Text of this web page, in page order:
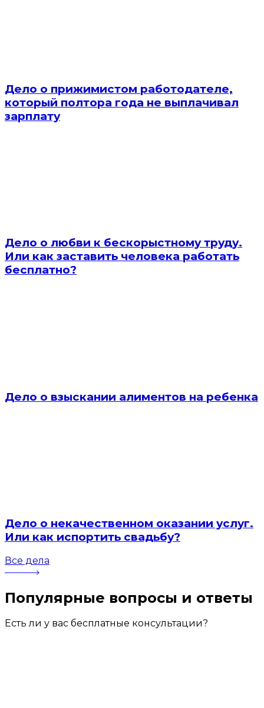
Дело о прижимистом работодателе,
который полтора года не выплачивал
зарплату
Дело о любви к бескорыстному труду.
Или как заставить человека работать
бесплатно?
Дело о взыскании алиментов на ребенка
Дело о некачественном оказании услуг.
Или как испортить свадьбу?
Все дела
Популярные вопросы и ответы
Есть ли у вас бесплатные консультации?